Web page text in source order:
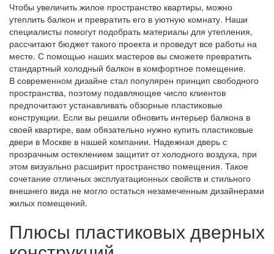
Чтобы увеличить жилое пространство квартиры, можно
утеплить балкон и превратить его в уютную комнату. Наши
специалисты помогут подобрать материалы для утепления,
рассчитают бюджет такого проекта и проведут все работы на
месте. С помощью наших мастеров вы сможете превратить
стандартный холодный балкон в комфортное помещение.
В современном дизайне стал популярен принцип свободного
пространства, поэтому подавляющее число клиентов
предпочитают устанавливать обзорные пластиковые
конструкции. Если вы решили обновить интерьер балкона в
своей квартире, вам обязательно нужно купить пластиковые
двери в Москве в нашей компании. Надежная дверь с
прозрачным остеклением защитит от холодного воздуха, при
этом визуально расширит пространство помещения. Такое
сочетание отличных эксплуатационных свойств и стильного
внешнего вида не могло остаться незамеченным дизайнерами
жилых помещений.
Плюсы пластиковых дверных